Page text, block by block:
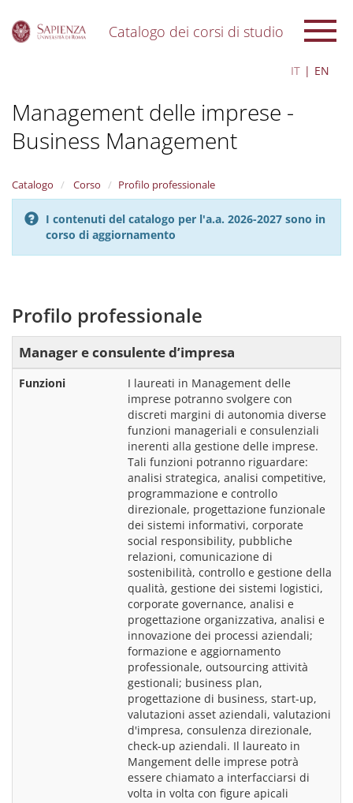
Catalogo dei corsi di studio
IT EN
Management delle imprese -
Business Management
Catalogo Corso Profilo professionale
I contenuti del catalogo per l'a.a. 2026-2027 sono in
corso di aggiornamento
Profilo professionale
Manager e consulente d’impresa
Funzioni
I laureati in Management delle
imprese potranno svolgere con
discreti margini di autonomia diverse
funzioni manageriali e consulenziali
inerenti alla gestione delle imprese.
Tali funzioni potranno riguardare:
analisi strategica, analisi competitive,
programmazione e controllo
direzionale, progettazione funzionale
dei sistemi informativi, corporate
social responsibility, pubbliche
relazioni, comunicazione di
sostenibilità, controllo e gestione della
qualità, gestione dei sistemi logistici,
corporate governance, analisi e
progettazione organizzativa, analisi e
innovazione dei processi aziendali;
formazione e aggiornamento
professionale, outsourcing attività
gestionali; business plan,
progettazione di business, start-up,
valutazioni asset aziendali, valutazioni
d'impresa, consulenza direzionale,
check-up aziendali. Il laureato in
Mangement delle imprese potrà
essere chiamato a interfacciarsi di
volta in volta con figure apicali